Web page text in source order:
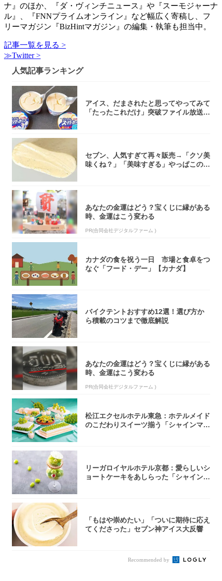
ナ』のほか、『ダ・ヴィンチニュース』や『スーモジャーナ
ル』、『FNNプライムオンライン』など幅広く寄稿し、フ
リーマガジン『BizHintマガジン』の編集・執筆も担当中。
記事一覧を見る >
≫Twitter >
人気記事ランキング
アイス、だまされたと思ってやってみて
「たったこれだけ」突破ファイル放送で
セブン、人気すぎて再々販売→「クソ美
味くね？」「美味すぎる」やっぱこのク
あなたの金運はどう？宝くじに縁がある
時、金運はこう変わる
PR(合同会社デジタルファーム )
カナダの食を祝う一日 市場と食卓をつ
なぐ「フード・デー」【カナダ】
バイクテントおすすめ12選！選び方か
ら積載のコツまで徹底解説
あなたの金運はどう？宝くじに縁がある
時、金運はこう変わる
PR(合同会社デジタルファーム )
松江エクセルホテル東急：ホテルメイド
のこだわりスイーツ揃う「シャインマス
リーガロイヤルホテル京都：愛らしいシ
ョートケーキをあしらった「シャインマ
「もはや崇めたい」「ついに期待に応え
てくださった」セブン神アイス大反響
Recommended by